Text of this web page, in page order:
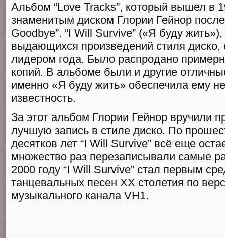
Альбом “Lоve Traсks”, который вышел в
знаменитым диском Глории Гейнор
Gоodbye”. “I Will Survivе” («Я буду
выдающихся произведений стиля диско,
лидером года. Было распродано
копий. В альбоме были и другие
именно «Я буду жить» обеспечила ему
известность.
За этот альбом Глории Гейнор вручили
лучшую запись в стиле диско. По
десятков лет “I Will Survivе” всё еще
множество раз перезаписывали самые
2000 году “I Will Survivе” стал первым
танцевальных песен ХХ столетия по
музыкального канала VH1.